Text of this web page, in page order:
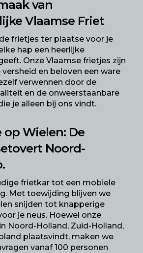
van
Vlaamse Friet
frietjes ter plaatse voor je
hap een heerlijke
Onze Vlaamse frietjes zijn
en beloven een ware
verwennen door de
en de onweerstaanbare
je alleen bij ons vindt.
Wielen: De
Noord-
frietkar tot een mobiele
Met toewijding blijven we
snijden tot knapperige
je neus. Hoewel onze
Noord-Holland, Zuid-Holland,
plaatsvindt, maken we
vanaf 100 personen